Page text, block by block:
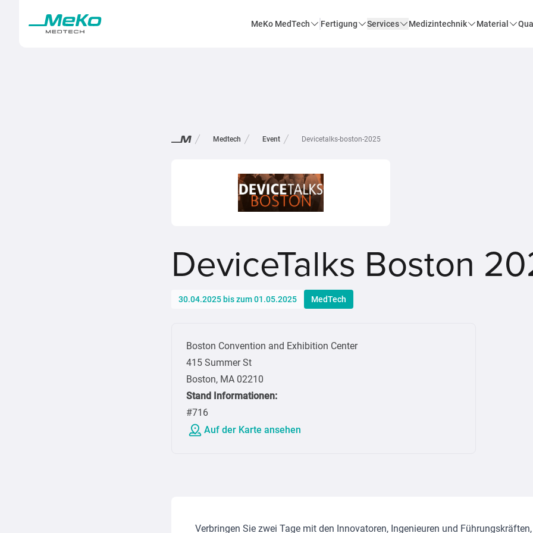
MeKo MedTech Fertigung Services Medizintechnik Material
Medtech Event Devicetalks-boston-2025
DeviceTalks Boston
30.04.2025 bis zum 01.05.2025 MedTech
Boston Convention and Exhibition Center
415 Summer St
Boston, MA 02210
Stand Informationen:
#716
Auf der Karte ansehen
Verbringen Sie zwei Tage mit den Innovatoren, Ingenieuren und